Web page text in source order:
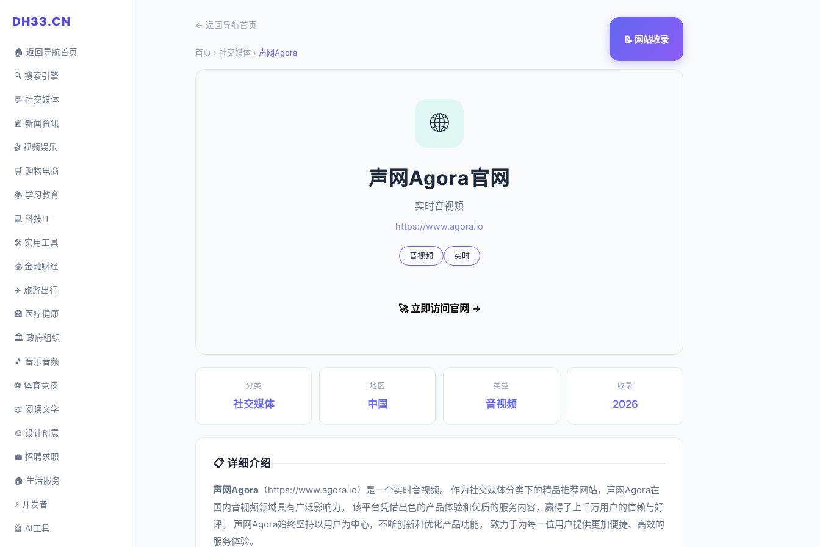
DH33.CN
🏠 返回导航首页
🔍 搜索引擎
💬 社交媒体
📰 新闻资讯
🎬 视频娱乐
🛒 购物电商
📚 学习教育
💻 科技IT
🛠️ 实用工具
💰 金融财经
✈️ 旅游出行
🏥 医疗健康
🏛️ 政府组织
🎵 音乐音频
⚽ 体育竞技
📖 阅读文学
🎨 设计创意
💼 招聘求职
🏠 生活服务
⚡ 开发者
🤖 AI工具
📝 网站收录
← 返回导航首页
首页 › 社交媒体 › 声网Agora
🌐
声网Agora官网
实时音视频
https://www.agora.io
音视频 实时
🚀 立即访问官网 →
分类
社交媒体
地区
中国
类型
音视频
收录
2026
📋 详细介绍
声网Agora （https://www.agora.io）是一个实时音视频。 作为社交媒体分类下的精品推荐网站，声网Agora在
国内音视频领域具有广泛影响力。 该平台凭借出色的产品体验和优质的服务内容，赢得了上千万用户的信赖与好
评。 声网Agora始终坚持以用户为中心，不断创新和优化产品功能， 致力于为每一位用户提供更加便捷、高效的
服务体验。